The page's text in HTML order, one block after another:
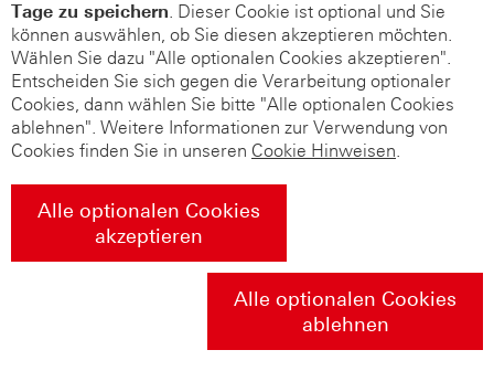
Tage zu speichern. Dieser Cookie ist optional und Sie
können auswählen, ob Sie diesen akzeptieren möchten.
Wählen Sie dazu "Alle optionalen Cookies akzeptieren".
Entscheiden Sie sich gegen die Verarbeitung optionaler
Cookies, dann wählen Sie bitte "Alle optionalen Cookies
ablehnen". Weitere Informationen zur Verwendung von
Cookies finden Sie in unseren Cookie Hinweisen.
Alle optionalen Cookies
akzeptieren
Alle optionalen Cookies
ablehnen